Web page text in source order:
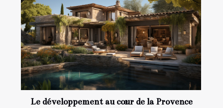
Le développement au cœur de la Provence